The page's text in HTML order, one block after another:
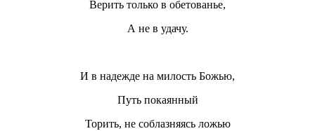
Верить только в обетованье,
А не в удачу.
И в надежде на милость Божью,
Путь покаянный
Торить, не соблазняясь ложью